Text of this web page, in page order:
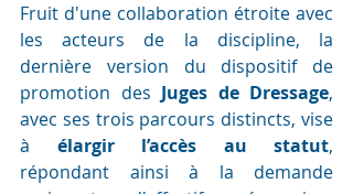
Fruit d'une collaboration étroite avec
les acteurs de la discipline, la
dernière version du dispositif de
promotion des Juges de Dressage,
avec ses trois parcours distincts, vise
à élargir l’accès au statut,
répondant ainsi à la demande